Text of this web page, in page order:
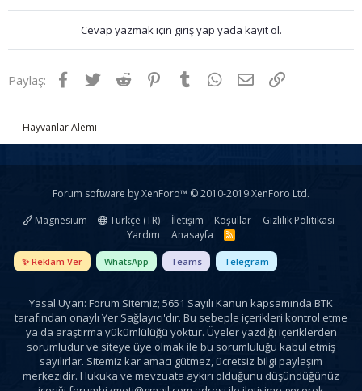
Cevap yazmak için giriş yap yada kayıt ol.
Paylaş: Facebook
TwitterReddit Pinterest
Tumblr WhatsApp
E-postaLink
Hayvanlar Alemi
Forum software by XenForo™ © 2010-2019 XenForo Ltd.
Magnesium
Türkçe (TR) İletişim Koşullar
Gizlilik Politikası
Yardım
Anasayfa
R
S
S
✨ Reklam Ver WhatsApp Teams Telegram
Yasal Uyarı: Forum Sitemiz; 5651 Sayılı Kanun kapsamında BTK
tarafından onaylı Yer Sağlayıcı'dır. Bu sebeple içerikleri kontrol etme
ya da araştırma yükümlülüğü yoktur. Üyeler yazdığı içeriklerden
sorumludur ve siteye üye olmak ile bu sorumluluğu kabul etmiş
sayılırlar. Sitemiz kar amacı gütmez, ücretsiz bilgi paylaşım
merkezidir. Hukuka ve mevzuata aykırı olduğunu düşündüğünüz